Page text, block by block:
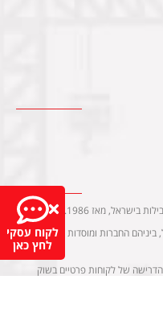
בישראל, מאז 1986.
ביניהם החברות ומוסדות התעשייה
של לקוחות פרטיים בשוק
לקוח עסקי
לחץ כאן